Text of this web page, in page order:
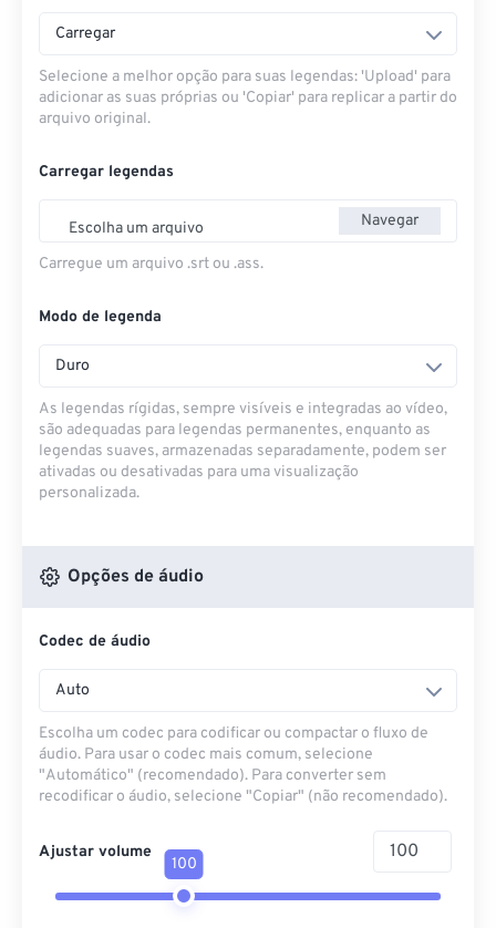
Carregar
Selecione a melhor opção para suas legendas: 'Upload' para
adicionar as suas próprias ou 'Copiar' para replicar a partir do
arquivo original.
Carregar legendas
Escolha um arquivo Navegar
Carregue um arquivo .srt ou .ass.
Modo de legenda
Duro
As legendas rígidas, sempre visíveis e integradas ao vídeo,
são adequadas para legendas permanentes, enquanto as
legendas suaves, armazenadas separadamente, podem ser
ativadas ou desativadas para uma visualização
personalizada.
Opções de áudio
Codec de áudio
Auto
Escolha um codec para codificar ou compactar o fluxo de
áudio. Para usar o codec mais comum, selecione
"Automático" (recomendado). Para converter sem
recodificar o áudio, selecione "Copiar" (não recomendado).
Ajustar volume
100